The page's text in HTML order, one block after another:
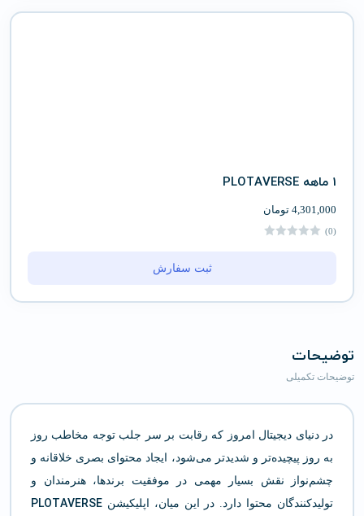
1 ماهه PLOTAVERSE
4,301,000 تومان
(0)
ثبت سفارش
توضیحات
توضیحات تکمیلی
در دنیای دیجیتال امروز که رقابت بر سر جلب توجه مخاطب روز
به روز پیچیده‌تر و شدیدتر می‌شود، ایجاد محتوای بصری خلاقانه و
چشم‌نواز نقش بسیار مهمی در موفقیت برندها، هنرمندان و
تولیدکنندگان محتوا دارد. در این میان، اپلیکیشن PLOTAVERSE